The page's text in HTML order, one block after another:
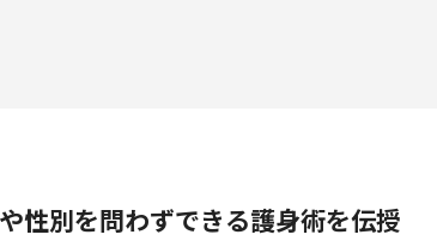
性別を問わずできる護身術を伝授